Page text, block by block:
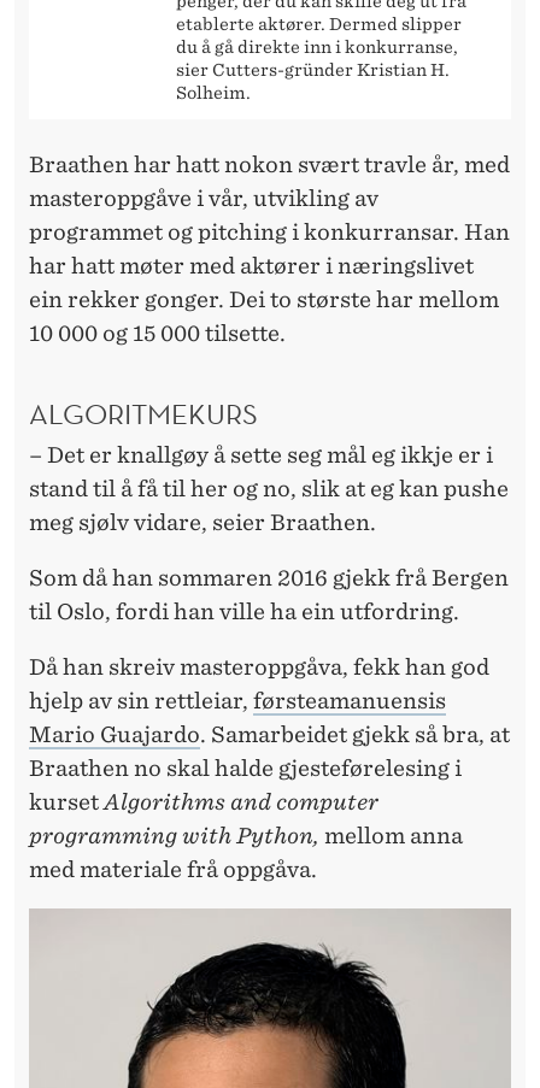
etablerte aktører. Dermed slipper
du å gå direkte inn i konkurranse,
sier Cutters-gründer Kristian H.
Solheim.
Braathen har hatt nokon svært travle år, med
masteroppgåve i vår, utvikling av
programmet og pitching i konkurransar. Han
har hatt møter med aktører i næringslivet
ein rekker gonger. Dei to største har mellom
10 000 og 15 000 tilsette.
ALGORITMEKURS
– Det er knallgøy å sette seg mål eg ikkje er i
stand til å få til her og no, slik at eg kan pushe
meg sjølv vidare, seier Braathen.
Som då han sommaren 2016 gjekk frå Bergen
til Oslo, fordi han ville ha ein utfordring.
Då han skreiv masteroppgåva, fekk han god
hjelp av sin rettleiar, førsteamanuensis
Mario Guajardo. Samarbeidet gjekk så bra, at
Braathen no skal halde gjesteførelesing i
kurset Algorithms and computer
programming with Python, mellom anna
med materiale frå oppgåva.